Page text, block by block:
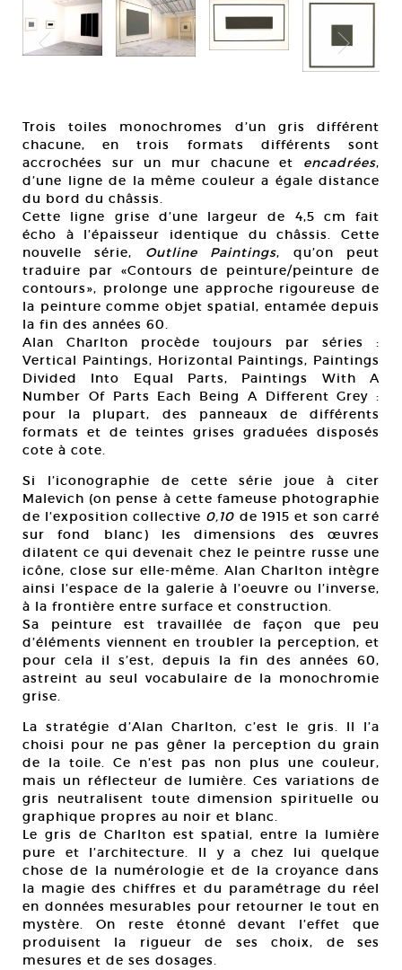
Trois toiles monochromes d’un gris différent
chacune, en trois formats différents sont
accrochées sur un mur chacune et encadrées,
d’une ligne de la même couleur a égale distance
du bord du châssis.
Cette ligne grise d’une largeur de 4,5 cm fait
écho à l’épaisseur identique du châssis. Cette
nouvelle série, Outline Paintings, qu’on peut
traduire par «Contours de peinture/peinture de
contours», prolonge une approche rigoureuse de
la peinture comme objet spatial, entamée depuis
la fin des années 60.
Alan Charlton procède toujours par séries :
Vertical Paintings, Horizontal Paintings, Paintings
Divided Into Equal Parts, Paintings With A
Number Of Parts Each Being A Different Grey :
pour la plupart, des panneaux de différents
formats et de teintes grises graduées disposés
cote à cote.
Si l’iconographie de cette série joue à citer
Malevich (on pense à cette fameuse photographie
de l’exposition collective 0,10 de 1915 et son carré
sur fond blanc) les dimensions des œuvres
dilatent ce qui devenait chez le peintre russe une
icône, close sur elle-même. Alan Charlton intègre
ainsi l’espace de la galerie à l’oeuvre ou l’inverse,
à la frontière entre surface et construction.
Sa peinture est travaillée de façon que peu
d’éléments viennent en troubler la perception, et
pour cela il s’est, depuis la fin des années 60,
astreint au seul vocabulaire de la monochromie
grise.
La stratégie d’Alan Charlton, c’est le gris. Il l’a
choisi pour ne pas gêner la perception du grain
de la toile. Ce n’est pas non plus une couleur,
mais un réflecteur de lumière. Ces variations de
gris neutralisent toute dimension spirituelle ou
graphique propres au noir et blanc.
Le gris de Charlton est spatial, entre la lumière
pure et l’architecture. Il y a chez lui quelque
chose de la numérologie et de la croyance dans
la magie des chiffres et du paramétrage du réel
en données mesurables pour retourner le tout en
mystère. On reste étonné devant l’effet que
produisent la rigueur de ses choix, de ses
mesures et de ses dosages.